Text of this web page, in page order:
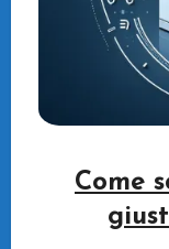
Come